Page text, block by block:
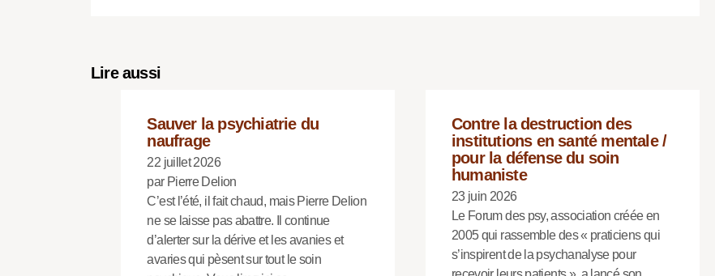
Lire aussi
Sauver la psychiatrie du
naufrage
22 juillet 2026
par Pierre Delion
C’est l’été, il fait chaud, mais Pierre Delion
ne se laisse pas abattre. Il continue
d’alerter sur la dérive et les avanies et
avaries qui pèsent sur tout le soin
Contre la destruction des
institutions en santé mentale /
pour la défense du soin
humaniste
23 juin 2026
Le Forum des psy, association créée en
2005 qui rassemble des « praticiens qui
s’inspirent de la psychanalyse pour